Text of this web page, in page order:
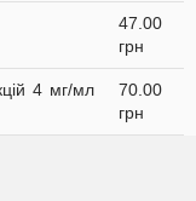
47.00
грн
4 мг/мл
70.00
грн